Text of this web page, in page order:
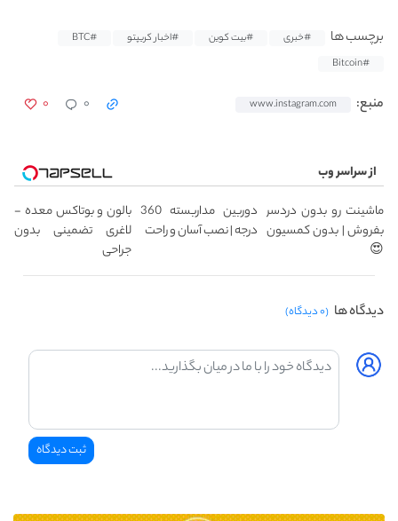
برچسب ها #خبری #بیت کوین #اخبار کریپتو
#BTC
#Bitcoin
منبع: www.instagram.com ۰ ۰
از سراسر وب
ماشینت رو بدون دردسر
بفروش | بدون کمسیون
😍
دوربین مداربسته 360
درجه | نصب آسان و راحت
بالون و بوتاکس معده -
لاغری تضمینی بدون
جراحی
دیدگاه ها (۰ دیدگاه)